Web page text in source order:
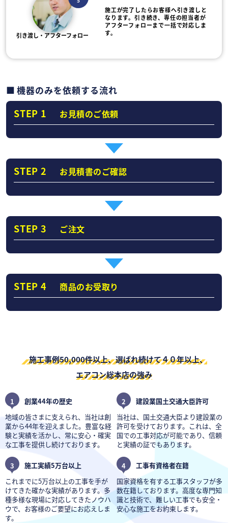
引き渡し・アフターフォロー
施工が完了したらお客様へ引き渡しと
なります。引き続き、専任の担当者が
アフターフォローまで一括で対応しま
す。
機器のみを依頼する流れ
STEP 1 お見積のご依頼
STEP 2 お見積書のご確認
STEP 3 ご注文
STEP 4 商品のお受取り
施工事例50,000件以上、選ばれ続けて４０年以上、
エアコン総本店の強み
1
創業44年の歴史
地域の皆さまに支えられ、当社は創
業から44年を迎えました。豊富な経
験と実績を活かし、常に安心・確実
な工事を提供し続けております。
2
建設業国土交通大臣許可
当社は、国土交通大臣より建設業の
許可を受けております。これは、全
国での工事対応が可能であり、信頼
と実績の証でもあります。
3
施工実績5万台以上
これまでに5万台以上の工事を手が
けてきた確かな実績があります。多
種多様な現場に対応してきたノウハ
ウで、お客様のご要望にお応えしま
す。
4
工事有資格者在籍
国家資格を有する工事スタッフが多
数在籍しております。高度な専門知
識と技術で、難しい工事でも安全・
安心な施工をお約束します。